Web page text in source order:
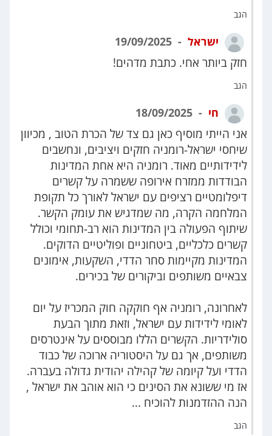
הגב
ישראל
חזק ביותר אחי. כתבת מדהים!
הגב
חי
אני הייתי מוסיף כאן גם צד של הכרת הטוב , מכיוון
שיחסי ישראל-רומניה חזקים ויציבים, ונחשבים
לידידותיים מאוד. רומניה היא אחת המדינות
הבודדות ממזרח אירופה ששמרה על קשרים
דיפלומטיים רציפים עם ישראל לאורך כל תקופת
המלחמה הקרה, מה שמדגיש את עומק הקשר.
שיתוף הפעולה בין המדינות הוא רב-תחומי וכולל
קשרים כלכליים, ביטחוניים ופוליטיים הדוקים.
המדינות מקיימות סחר הדדי, השקעות, אימונים
צבאיים משותפים וביקורים של בכירים.
לאחרונה, רומניה אף חוקקה חוק המכריז על יום
לאומי לידידות עם ישראל, וזאת מתוך הבעת
סולידריות. הקשרים הללו מבוססים על אינטרסים
משותפים, אך גם על היסטוריה ארוכה של כבוד
הדדי ועל קיומה של קהילה יהודית גדולה בעברה.
אז מי ששונא את הסינים כי הוא אוהב את ישראל ,
הנה ההזדמנות להוכיח ...
הגב